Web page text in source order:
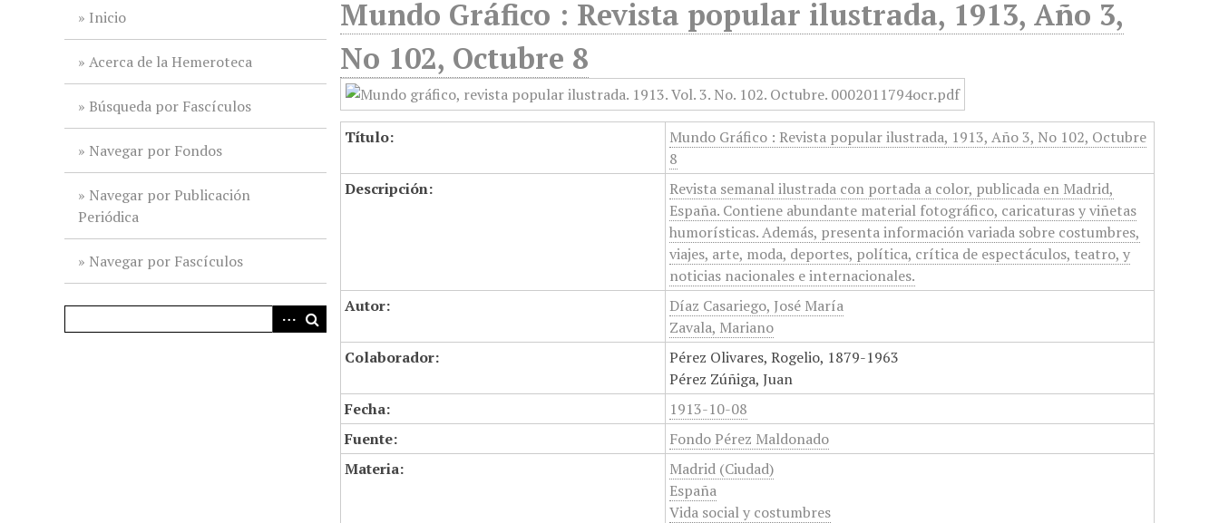
Inicio
Acerca de la Hemeroteca
Búsqueda por Fascículos
Navegar por Fondos
Navegar por Publicación
Periódica
Navegar por Fascículos
Mundo Gráfico : Revista popular ilustrada, 1913, Año 3,
No 102, Octubre 8
Título:
Mundo Gráfico : Revista popular ilustrada, 1913, Año 3, No 102, Octubre
8
Descripción:
Revista semanal ilustrada con portada a color, publicada en Madrid,
España. Contiene abundante material fotográfico, caricaturas y viñetas
humorísticas. Además, presenta información variada sobre costumbres,
viajes, arte, moda, deportes, política, crítica de espectáculos, teatro, y
noticias nacionales e internacionales.
Autor:
Díaz Casariego, José María
Zavala, Mariano
Colaborador:
Pérez Olivares, Rogelio, 1879-1963
Pérez Zúñiga, Juan
Fecha:
1913-10-08
Fuente:
Fondo Pérez Maldonado
Materia:
Madrid (Ciudad)
España
Vida social y costumbres